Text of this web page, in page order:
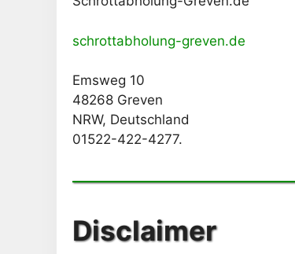
schrottabholung-greven.de
Emsweg 10
48268 Greven
NRW, Deutschland
01522-422-4277.
Disclaimer